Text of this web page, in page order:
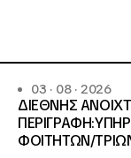
03 · 08 · 2026
ΔΙΕΘΝΗΣ
ΦΟΙΤΗΤΩΝ/